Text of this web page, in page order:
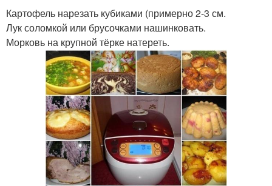
Картофель нарезать кубиками (примерно 2-3 см.
Лук соломкой или брусочками нашинковать.
Морковь на крупной тёрке натереть.